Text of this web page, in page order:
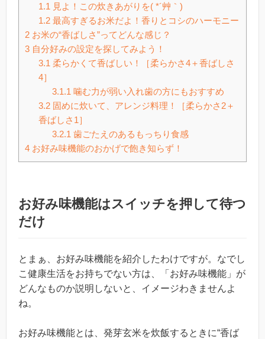
1.1 見よ！この炊きあがりを( *´艸｀)
1.2最高すぎるお米だよ！香りとコシのハーモニー
2 お米の“香ばしさ”ってどんな感じ？
3 自分好みの設定を探してみよう！
3.1 柔らかくて香ばしい！［柔らかさ4＋香ばしさ
4］
3.1.1 噛む力が弱い入れ歯の方にもおすすめ
3.2固めに炊いて、アレンジ料理！［柔らかさ2＋
香ばしさ1］
3.2.1 歯ごたえのあるもっちり食感
4 お好み味機能のおかげで飽き知らず！
お好み味機能はスイッチを押して待つ
だけ
とまぁ、お好み味機能を紹介したわけですが。なでし
こ健康生活をお持ちでない方は、「お好み味機能」が
どんなものか説明しないと、イメージわきませんよ
ね。
お好み味機能とは、発芽玄米を炊飯するときに“香ば